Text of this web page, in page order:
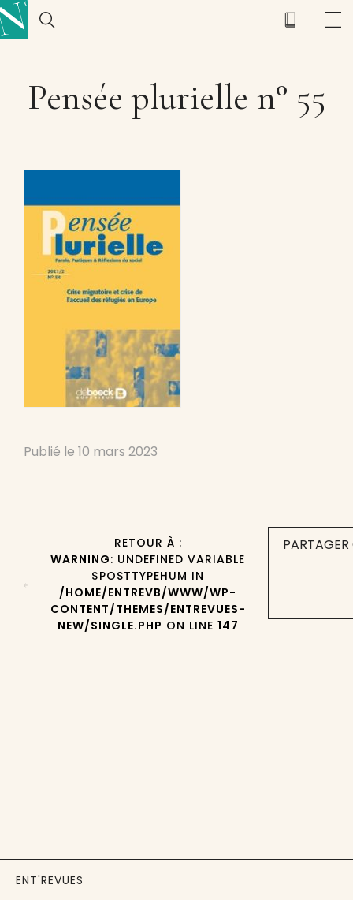
Pensée plurielle n° 55
Publié le 10 mars 2023
RETOUR À :
WARNING: UNDEFINED VARIABLE
$POSTTYPEHUM IN
/HOME/ENTREVB/WWW/WP-
CONTENT/THEMES/ENTREVUES-
NEW/SINGLE.PHP ON LINE 147
ENT'REVUES